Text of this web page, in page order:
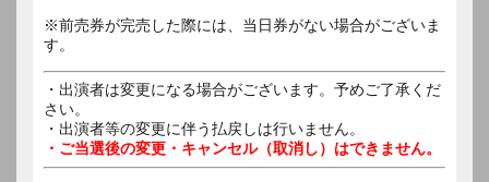
※前売券が完売した際には、当日券がない場合がございま
す。
・出演者は変更になる場合がございます。予めご了承くだ
さい。
・出演者等の変更に伴う払戻しは行いません。
・ご当選後の変更・キャンセル（取消し）はできません。